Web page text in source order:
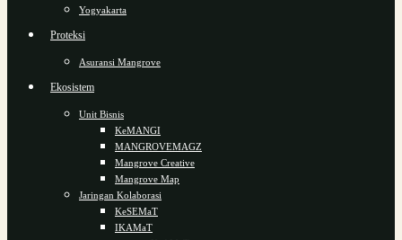
Yogyakarta
Proteksi
Asuransi Mangrove
Ekosistem
Unit Bisnis
KeMANGI
MANGROVEMAGZ
Mangrove Creative
Mangrove Map
Jaringan Kolaborasi
KeSEMaT
IKAMaT